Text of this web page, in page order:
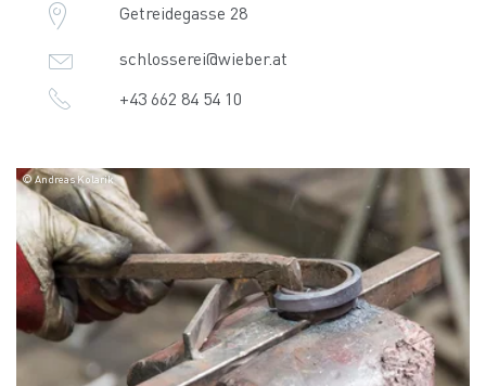
Getreidegasse 28
schlosserei@wieber.at
+43 662 84 54 10
© Andreas Kolarik